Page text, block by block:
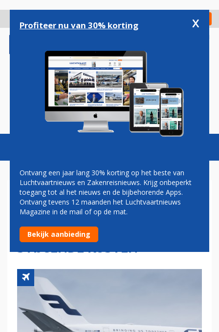
gaan
Check in
Magazine Podcasts Vacatures
FINNAIR STELT
VERWACHTINGEN BIJ DOOR
TERUGLOPENDE VRAAG EN
STIJGENDE KOSTEN
Profiteer nu van 30% korting x
Ontvang een jaar lang 30% korting op het beste van
Luchtvaartnieuws en Zakenreisnieuws. Krijg onbeperkt
toegang tot al het nieuws en de bijbehorende Apps.
Ontvang tevens 12 maanden het Luchtvaartnieuws
Magazine in de mail of op de mat.
Bekijk aanbieding